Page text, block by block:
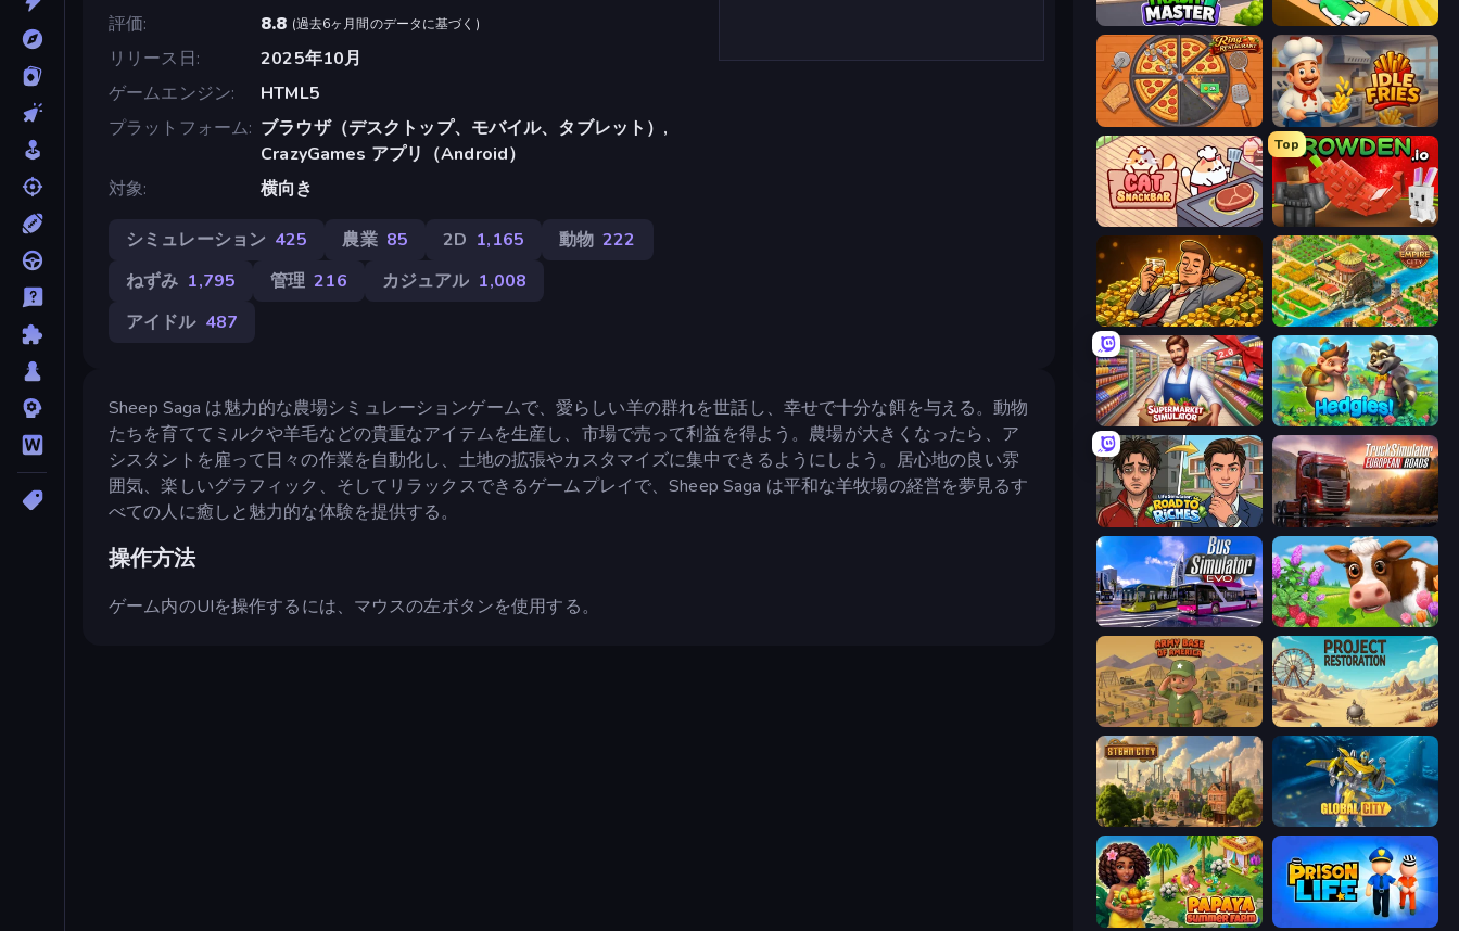
評価
8.8 (過去6ヶ月間のデータに基づく )
リリース日
2025年10月
ゲームエンジン
HTML5
プラットフォーム ブラウザ（デスクトップ、モバイル、タブレット）,
CrazyGames アプリ（Android）
対象
横向き
シミュレーション 425 農業 85 2D 1,165 動物 222
ねずみ 1,795 管理 216 カジュアル 1,008
アイドル 487
Sheep Saga は魅力的な農場シミュレーションゲームで、愛らしい羊の群れを世話し、幸せで十分な餌を与える。動物
たちを育ててミルクや羊毛などの貴重なアイテムを生産し、市場で売って利益を得よう。農場が大きくなったら、ア
シスタントを雇って日々の作業を自動化し、土地の拡張やカスタマイズに集中できるようにしよう。居心地の良い雰
囲気、楽しいグラフィック、そしてリラックスできるゲームプレイで、Sheep Saga は平和な羊牧場の経営を夢見るす
べての人に癒しと魅力的な体験を提供する。
操作方法
ゲーム内のUIを操作するには、マウスの左ボタンを使用する。
Trash Master Doctor Hero
Ring Restaurant Idle Fries
Cat Snack Bar
Top
Grow A Garden | Growden.io
Idle Billionaire Tycoon Empire City
Supermarket Simulator: Store Manager Hedgies
Life Simulator: Road to Riches Truck Simulator: European Roads
Bus Simulator: EVO Country Life Meadows
Army Base Of America Project Restoration
Steam City Global City
Papaya Summer Farm Prison Life